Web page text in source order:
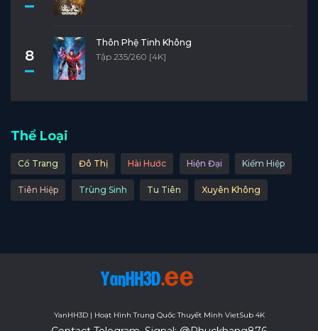
8
Thôn Phệ Tinh Không
Tập 235/260 [4K]
Thể Loại
Cổ Trang Đô Thị Hài Hước Hiện Đại Kiếm Hiệp
Tiên Hiệp Trùng Sinh Tu Tiên Xuyên Không
YanHH3D | Hoạt Hình Trung Quốc Thuyết Minh VietSub 4K